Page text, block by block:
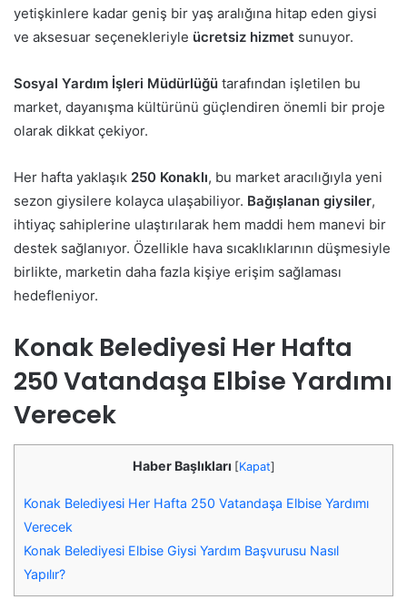
yetişkinlere kadar geniş bir yaş aralığına hitap eden giysi
ve aksesuar seçenekleriyle ücretsiz hizmet sunuyor.
Sosyal Yardım İşleri Müdürlüğü tarafından işletilen bu
market, dayanışma kültürünü güçlendiren önemli bir proje
olarak dikkat çekiyor.
Her hafta yaklaşık 250 Konaklı, bu market aracılığıyla yeni
sezon giysilere kolayca ulaşabiliyor. Bağışlanan giysiler,
ihtiyaç sahiplerine ulaştırılarak hem maddi hem manevi bir
destek sağlanıyor. Özellikle hava sıcaklıklarının düşmesiyle
birlikte, marketin daha fazla kişiye erişim sağlaması
hedefleniyor.
Konak Belediyesi Her Hafta
250 Vatandaşa Elbise Yardımı
Verecek
Haber Başlıkları [Kapat]
Konak Belediyesi Her Hafta 250 Vatandaşa Elbise Yardımı
Verecek
Konak Belediyesi Elbise Giysi Yardım Başvurusu Nasıl
Yapılır?